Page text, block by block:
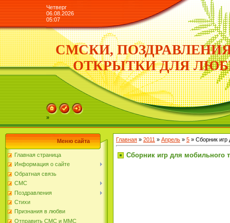
Четверг
06.08.2026
05:07
СМСКИ,
ОТКРЫТКИ ДЛЯ
»
Меню сайта
Главная страница
Информация о сайте
Обратная связь
СМС
Поздравления
Стихи
Признания в любви
Отправить СМС и ММС
Главная » 2011 » Апрель » 5 » Сборник игр
Сборник игр для мобильного